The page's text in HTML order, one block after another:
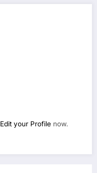
Edit your Profile now.